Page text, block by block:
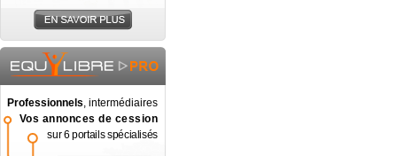
Professionnels, intermédiaires
Vos annonces de cession
sur 6 portails spécialisés